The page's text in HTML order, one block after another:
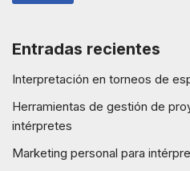
Entradas recientes
Interpretación en torneos de
Herramientas de gestión de
intérpretes
Marketing personal para